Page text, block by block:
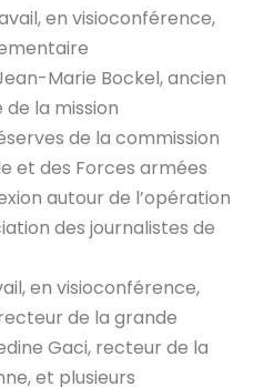
en visioconférence,
Marie Bockel, ancien
la mission
de la commission
et des Forces armées
autour de l’opération
des journalistes de
en visioconférence,
de la grande
Gaci, recteur de la
et plusieurs